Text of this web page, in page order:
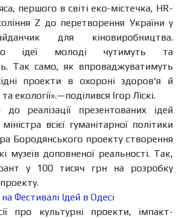
першого в світі еко-містечка, HR-
Z до перетворення України у
для кіновиробництва.
ідеї молоді чутимуть та
Так само, як впроваджуватимуть
проекти в охороні здоров‘я й
екології».—поділився Ігор Ліскі.
реалізації презентованих ідей
всієї гуманітарної політики
Бородянського проекту створення
музеїв доповненої реальності. Так,
у 100 тисяч грн на розробку
на Фестивалі Ідей в Одесі
про культурні проекти, імпакт-